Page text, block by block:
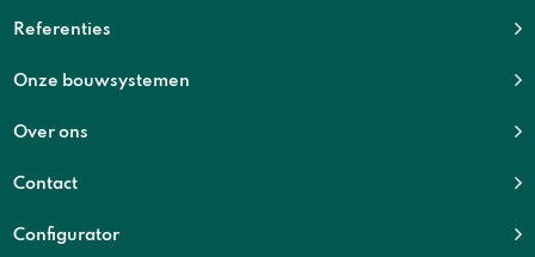
Referenties
Onze bouwsystemen
Over ons
Contact
Configurator